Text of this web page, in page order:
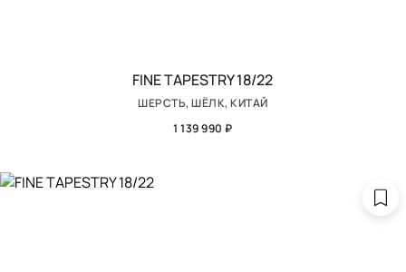
FINE TAPESTRY 18/22
ШЕРСТЬ, ШЁЛК, КИТАЙ
1 139 990 ₽